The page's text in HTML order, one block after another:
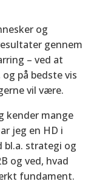
og
gennem
– ved at
på bedste vis
vil være.
kender mange
jeg en HD i
bl.a. strategi og
og ved, hvad
fundament.